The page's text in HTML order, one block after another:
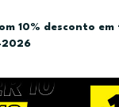
10% desconto
2026